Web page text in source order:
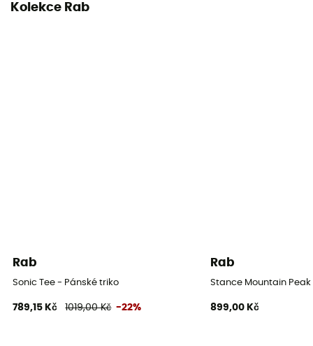
Kolekce Rab
Rab
Sonic Tee - Pánské triko
789,15 Kč 1019,00 Kč -22%
Rab
Stance Mountain
899,00 Kč